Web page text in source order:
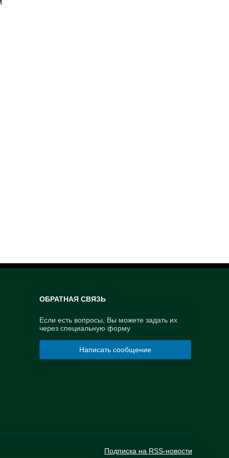
ОБРАТНАЯ СВЯЗЬ
Если есть вопросы, Вы можете задать их
через специальную форму
Написать сообщение
Подписка на RSS-новости